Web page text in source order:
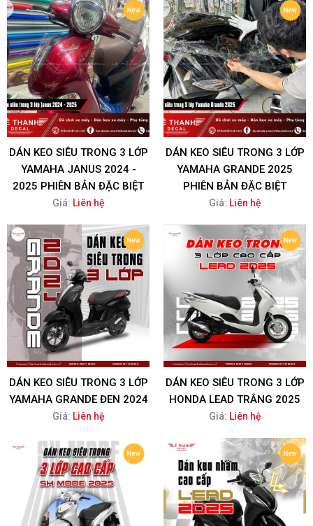
DÁN KEO SIÊU TRONG 3 LỚP
YAMAHA JANUS 2024 -
2025 PHIÊN BẢN ĐẶC BIỆT
Giá: Liên hệ
DÁN KEO SIÊU TRONG 3 LỚP
YAMAHA GRANDE 2025
PHIÊN BẢN ĐẶC BIỆT
Giá: Liên hệ
DÁN KEO SIÊU TRONG 3 LỚP
YAMAHA GRANDE ĐEN 2024
Giá: Liên hệ
DÁN KEO SIÊU TRONG 3 LỚP
HONDA LEAD TRẮNG 2025
Giá: Liên hệ